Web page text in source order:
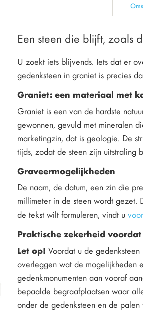
Een steen die blijft, zoals
U zoekt iets blijvends. Iets dat er
gedenksteen in graniet is precies
Graniet: een materiaal met
Graniet is een van de hardste
gewonnen, gevuld met mineralen
marketingzin, dat is geologie. De
tijds, zodat de steen zijn uitstraling
Graveermogelijkheden
De naam, de datum, een zin die
millimeter in de steen wordt
de tekst wilt formuleren, vindt u
Praktische zekerheid
Let op! Voordat u de
overleggen wat de mogelijkheden
gedenkmonumenten aan vooraf
bepaalde begraafplaatsen waar
onder de gedenksteen en de